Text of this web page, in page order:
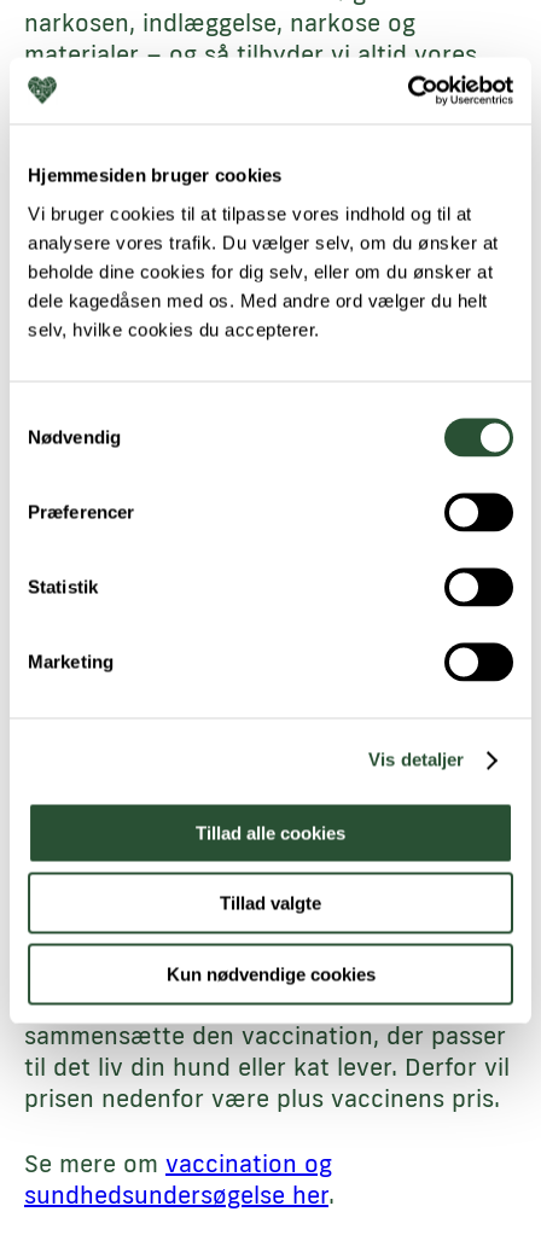
Hjemmesiden bruger cookies
Vi bruger cookies til at tilpasse vores indhold og til at
analysere vores trafik. Du vælger selv, om du ønsker at
beholde dine cookies for dig selv, eller om du ønsker at
dele kagedåsen med os. Med andre ord vælger du helt
selv, hvilke cookies du accepterer.
Nødvendig
Præferencer
Statistik
Marketing
Vis detaljer
Tillad alle cookies
Tillad valgte
Kun nødvendige cookies
narkosen, indlæggelse, narkose og
materialer – og så tilbyder vi altid vores
narkose-patienter lidt at spise, inden de
Tandrens, tandpolering og tandrøntgen hund
Tandrens, tandpolering og tandrøntgen kat
2800,-
Kloklip uden bedøvelse
Hvis din hund og kat er tryg ved at få
Nogle hunde har lige brug for en lille pause
ind i mellem. Pausen bruger vi på at nusse
tryghed tilbyder vi også brug af
til at glemme alt, hvad der sker omkring
Kloklip / negleklip hund uden narkose
280,-
sundhedsundersøgelse hund,
kat og kanin
Priser på vaccination og
sundhedsundersøgelse er afhængig af,
hvilke vaccination din hund, kat eller kanin
skal have. Sammen med dig vil vi
sammensætte den vaccination, der passer
til det liv din hund eller kat lever. Derfor vil
prisen nedenfor være plus vaccinens pris.
Se mere om vaccination og
sundhedsundersøgelse her.